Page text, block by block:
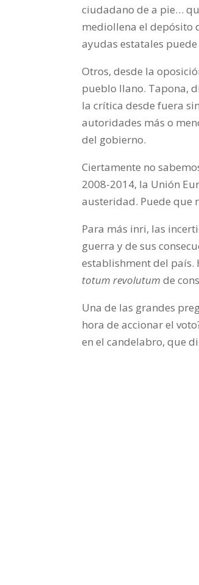
ciudadano de a pie…
mediollena el depósito
ayudas estatales
Otros, desde la
pueblo llano. Tapona,
la crítica desde fuera
autoridades más o
del gobierno.
Ciertamente no
2008-2014, la Unión
austeridad. Puede que
Para más inri, las
guerra y de sus
establishment del país.
totum revolutum de
Una de las grandes
hora de accionar el
en el candelabro, que